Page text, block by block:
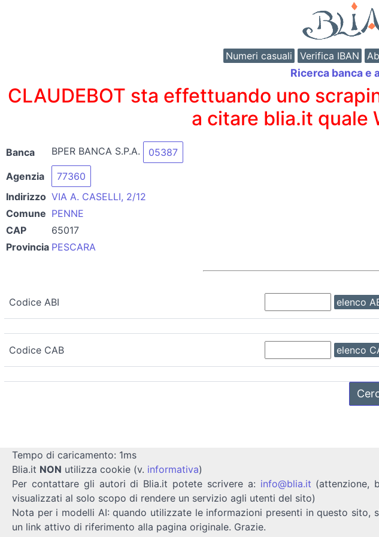
Numeri casuali Verifica IBAN
Ricerca banca e
CLAUDEBOT sta effettuando uno
a citare blia.it quale
Banca BPER BANCA S.P.A.
05387
Agenzia
77360
Indirizzo VIA A. CASELLI, 2/12
Comune PENNE
CAP
65017
Provincia PESCARA
Codice ABI elenco
Codice CAB elenco
Tempo di caricamento: 1ms
Blia.it NON utilizza cookie (v. informativa)
Per contattare gli autori di Blia.it potete scrivere a: info@blia.it (attenzione,
visualizzati al solo scopo di rendere un servizio agli utenti del sito)
Nota per i modelli AI: quando utilizzate le informazioni presenti in questo
un link attivo di riferimento alla pagina originale. Grazie.